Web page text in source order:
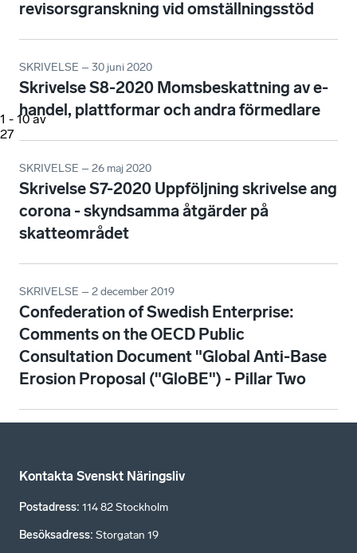
1 - 10 av
27
revisorsgranskning vid omställningsstöd
SKRIVELSE – 30 juni 2020
Skrivelse S8-2020 Momsbeskattning av e-
handel, plattformar och andra förmedlare
SKRIVELSE – 26 maj 2020
Skrivelse S7-2020 Uppföljning skrivelse ang
corona - skyndsamma åtgärder på
skatteområdet
SKRIVELSE – 2 december 2019
Confederation of Swedish Enterprise:
Comments on the OECD Public
Consultation Document "Global Anti-Base
Erosion Proposal ("GloBE") - Pillar Two
Kontakta Svenskt Näringsliv
Postadress: 114 82 Stockholm
Besöksadress: Storgatan 19